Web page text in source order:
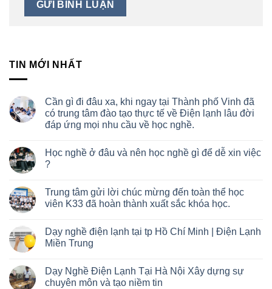
TIN MỚI NHẤT
Cần gì đi đâu xa, khi ngay tại Thành phố Vinh đã
có trung tâm đào tạo thực tế về Điện lạnh lâu đời
đáp ứng mọi nhu cầu về học nghề.
Học nghề ở đâu và nên học nghề gì để dễ xin việc
?
Trung tâm gửi lời chúc mừng đến toàn thể học
viên K33 đã hoàn thành xuất sắc khóa học.
Dạy nghề điện lạnh tại tp Hồ Chí Minh | Điện Lạnh
Miền Trung
Dạy Nghề Điện Lạnh Tại Hà Nội Xây dựng sự
chuyên môn và tạo niềm tin